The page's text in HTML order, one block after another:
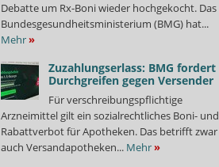
Debatte um Rx-Boni wieder hochgekocht. Das
Bundesgesundheitsministerium (BMG) hat...
Mehr»
Zuzahlungserlass: BMG fordert
Durchgreifen gegen Versender
Für verschreibungspflichtige
Arzneimittel gilt ein sozialrechtliches Boni- und
Rabattverbot für Apotheken. Das betrifft zwar
auch Versandapotheken... Mehr»